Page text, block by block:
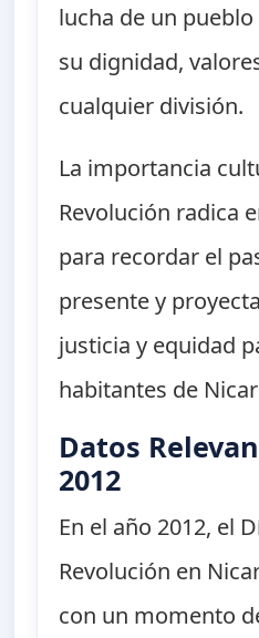
lucha de un
su dignidad,
cualquier división.
La importancia
Revolución radica
para recordar el
presente y
justicia y equidad
habitantes de
Datos
2012
En el año 2012, el
Revolución en
con un momento